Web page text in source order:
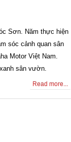
Sơn. Năm thực hiện
sóc cảnh quan sân
Motor Việt Nam.
sân vườn.
Read more...